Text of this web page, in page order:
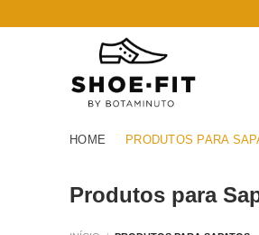
HOME PRODUTOS PARA
Produtos para